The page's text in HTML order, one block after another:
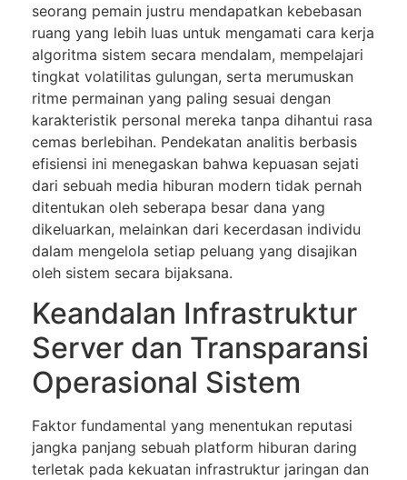
seorang pemain justru mendapatkan kebebasan
ruang yang lebih luas untuk mengamati cara kerja
algoritma sistem secara mendalam, mempelajari
tingkat volatilitas gulungan, serta merumuskan
ritme permainan yang paling sesuai dengan
karakteristik personal mereka tanpa dihantui rasa
cemas berlebihan. Pendekatan analitis berbasis
efisiensi ini menegaskan bahwa kepuasan sejati
dari sebuah media hiburan modern tidak pernah
ditentukan oleh seberapa besar dana yang
dikeluarkan, melainkan dari kecerdasan individu
dalam mengelola setiap peluang yang disajikan
oleh sistem secara bijaksana.
Keandalan Infrastruktur
Server dan Transparansi
Operasional Sistem
Faktor fundamental yang menentukan reputasi
jangka panjang sebuah platform hiburan daring
terletak pada kekuatan infrastruktur jaringan dan